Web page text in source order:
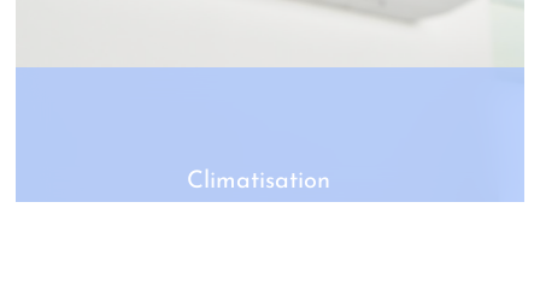
Climatisation